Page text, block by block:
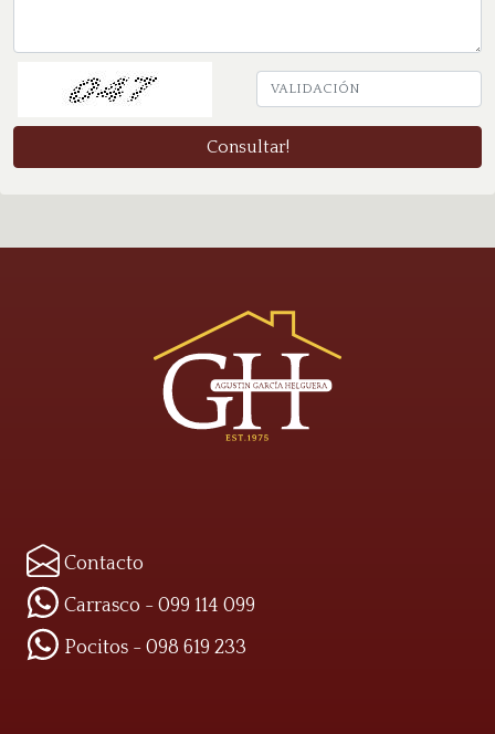
Contacto
Carrasco - 099 114 099
Pocitos - 098 619 233